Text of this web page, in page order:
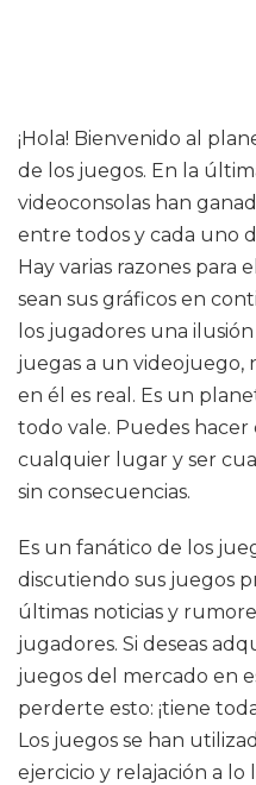
¡Hola! Bienvenido al
de los juegos. En la
videoconsolas han
entre todos y cada uno
Hay varias razones para
sean sus gráficos en
los jugadores una
juegas a un videojuego,
en él es real. Es un
todo vale. Puedes hacer
cualquier lugar y ser
sin consecuencias.
Es un fanático de los
discutiendo sus juegos
últimas noticias y
jugadores. Si deseas
juegos del mercado en
perderte esto: ¡tiene
Los juegos se han
ejercicio y relajación a